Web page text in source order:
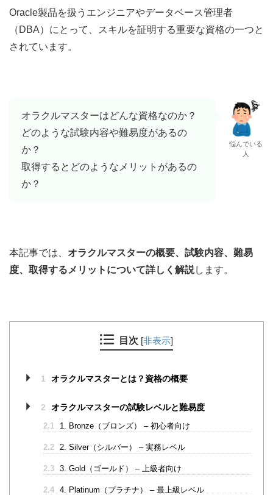
Oracle製品を扱うエンジニアやデータベース管理者
（DBA）にとって、スキルを証明する重要な資格の一つと
されています。
オラクルマスターはどんな資格なのか？
どのような試験内容や難易度があるの
か？
取得するとどのようなメリットがあるの
か？
悩んでいる
人
本記事では、 オラクルマスターの概要、試験内容、難易
度、取得するメリットについて詳しく解説します。
目次 [非表示]
1 オラクルマスターとは？資格の概要
2 オラクルマスターの試験レベルと難易度
2.1 1. Bronze（ブロンズ） – 初心者向け
2.2 2. Silver（シルバー） – 実務レベル
2.3 3. Gold（ゴールド） – 上級者向け
2.4 4. Platinum（プラチナ） – 最上級レベル